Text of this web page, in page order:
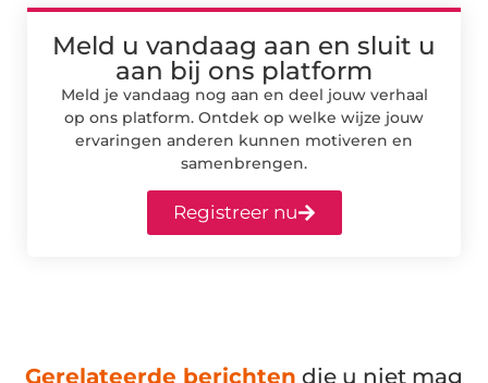
Meld u vandaag aan en sluit u
aan bij ons platform
Meld je vandaag nog aan en deel jouw verhaal
op ons platform. Ontdek op welke wijze jouw
ervaringen anderen kunnen motiveren en
samenbrengen.
Registreer nu
Gerelateerde berichten die u niet mag